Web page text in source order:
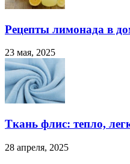
Рецепты лимонада в
23 мая, 2025
Ткань флис: тепло,
28 апреля, 2025